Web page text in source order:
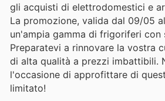
gli acquisti di elettrodomestici e
La promozione, valida dal 09/05
un'ampia gamma di frigoriferi con
Preparatevi a rinnovare la vostra
di alta qualità a prezzi imbattibili.
l'occasione di approfittare di
limitato!